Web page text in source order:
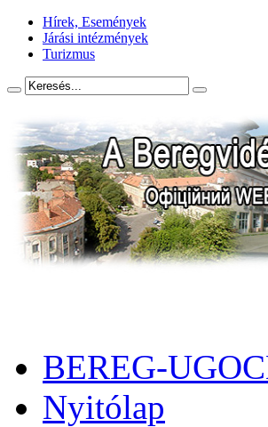
Hírek, Események
Járási intézmények
Turizmus
BEREG-
Nyitólap